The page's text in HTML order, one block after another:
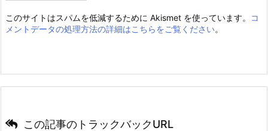
このサイトはスパムを低減するために Akismet を使っています。
コ
メントデータの処理方法の詳細はこちらをご覧ください。
この記事のトラックバックURL